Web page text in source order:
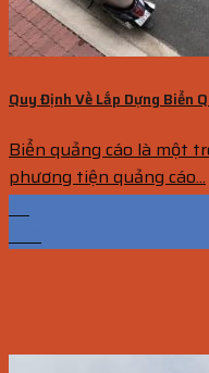
Quy Định Về Lắp Dựng Biển
Biển quảng cáo là một
phương tiện quảng cáo...
20
Th9